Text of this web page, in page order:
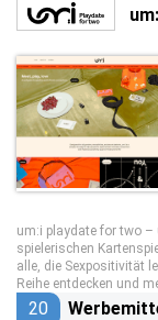
um:i playdate for two –
spielerischen
alle, die Sexpositivität
Reihe entdecken und
20